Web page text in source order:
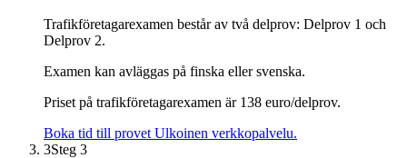
Trafikföretagarexamen består av två delprov: Delprov 1 och
Delprov 2.
Examen kan avläggas på finska eller svenska.
Priset på trafikföretagarexamen är 138 euro/delprov.
Boka tid till provet Ulkoinen verkkopalvelu.
3Steg 3